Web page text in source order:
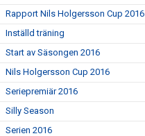
Rapport Nils Holgersson Cup 2016
Inställd träning
Start av Säsongen 2016
Nils Holgersson Cup 2016
Seriepremiär 2016
Silly Season
Serien 2016